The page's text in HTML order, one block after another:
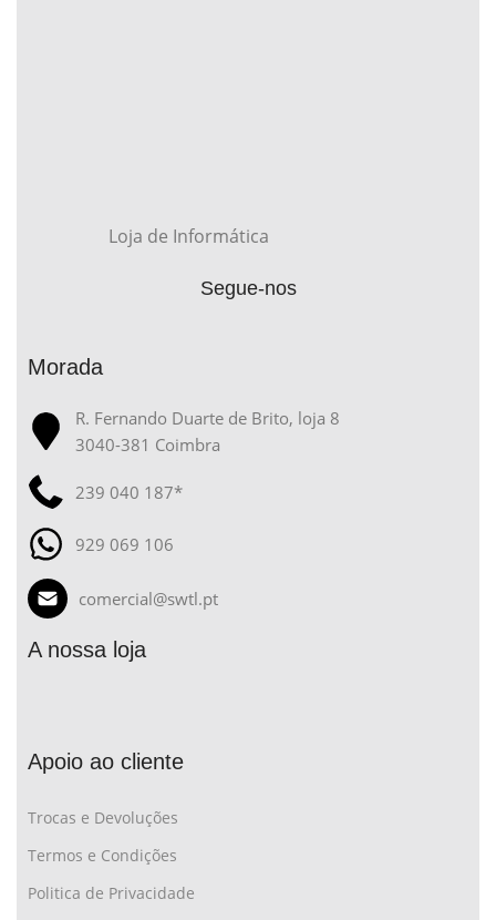
Loja de Informática
Segue-nos
Morada
R. Fernando Duarte de Brito, loja 8
3040-381 Coimbra
239 040 187*
929 069 106
comercial@swtl.pt
A nossa loja
Apoio ao cliente
Trocas e Devoluções
Termos e Condições
Politica de Privacidade